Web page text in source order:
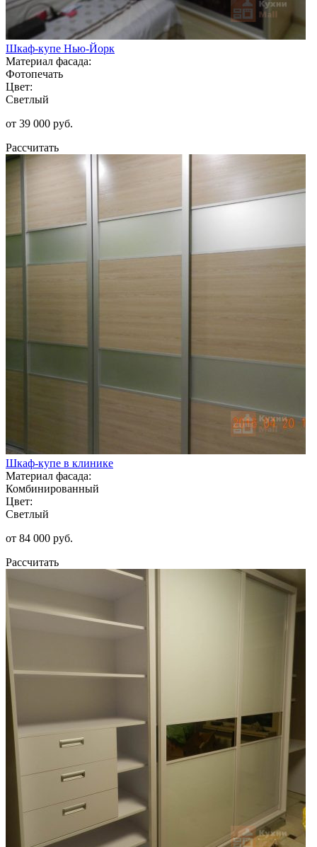
Шкаф-купе Нью-Йорк
Материал фасада:
Фотопечать
Цвет:
Светлый
от 39 000 руб.
Рассчитать
Шкаф-купе в клинике
Материал фасада:
Комбинированный
Цвет:
Светлый
от 84 000 руб.
Рассчитать